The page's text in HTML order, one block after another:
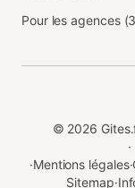
Pour les agences
© 2026
·
·Mentions légales·
Sitemap·